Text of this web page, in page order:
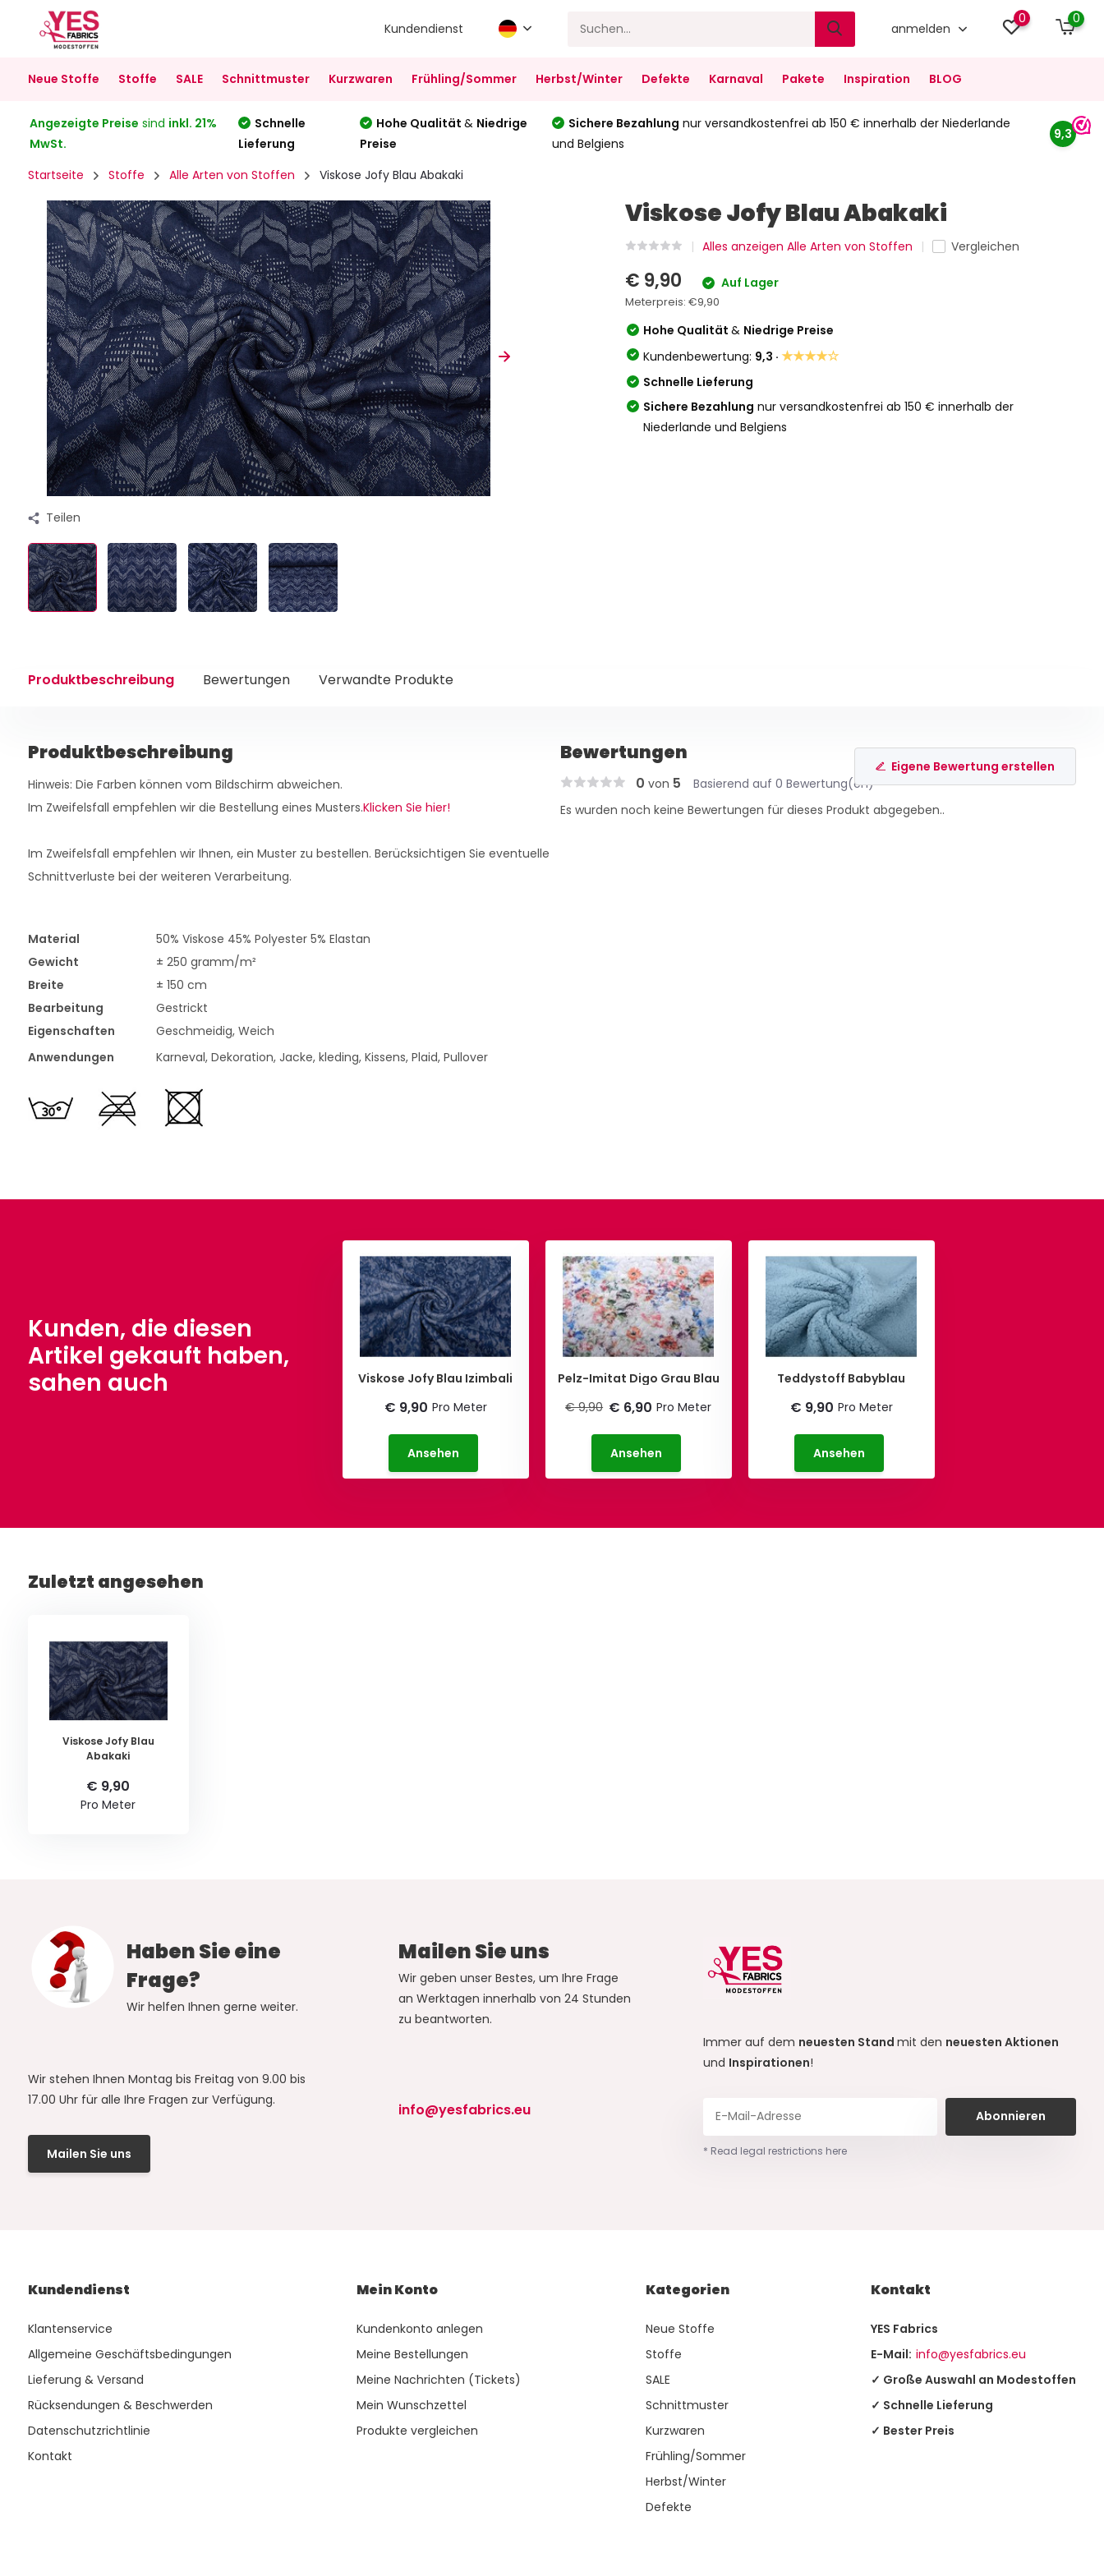
Kundendienst anmelden
0 0
Neue Stoffe Stoffe SALE Schnittmuster Kurzwaren Frühling/Sommer Herbst/Winter Defekte Karnaval Pakete Inspiration BLOG
Angezeigte Preise sind inkl. 21%
MwSt.
Schnelle
Lieferung
Hohe Qualität& Niedrige
Preise
Sichere Bezahlung nur versandkostenfrei ab 150 € innerhalb der Niederlande
und Belgiens
9,3
Startseite Stoffe Alle Arten von Stoffen Viskose Jofy Blau Abakaki
Teilen
Viskose Jofy Blau Abakaki
Alles anzeigen Alle Arten von Stoffen Vergleichen
€ 9,90 Auf Lager
Meterpreis:€9,90
Hohe Qualität& Niedrige Preise
Kundenbewertung: 9,3 ·★★★★☆
Schnelle Lieferung
Sichere Bezahlung nur versandkostenfrei ab 150 € innerhalb der
Niederlande und Belgiens
Produktbeschreibung Bewertungen Verwandte Produkte
Produktbeschreibung
Hinweis: Die Farben können vom Bildschirm abweichen.
Im Zweifelsfall empfehlen wir die Bestellung eines Musters.Klicken Sie hier!
Im Zweifelsfall empfehlen wir Ihnen, ein Muster zu bestellen. Berücksichtigen Sie eventuelle
Schnittverluste bei der weiteren Verarbeitung.
Material
50% Viskose 45% Polyester 5% Elastan
Gewicht
± 250 gramm/m²
Breite
± 150 cm
Bearbeitung
Gestrickt
Eigenschaften
Geschmeidig, Weich
Anwendungen
Karneval, Dekoration, Jacke, kleding, Kissens, Plaid, Pullover
Bewertungen
0 von 5 Basierend auf 0 Bewertung(en)
Eigene Bewertung erstellen
Es wurden noch keine Bewertungen für dieses Produkt abgegeben..
Kunden, die diesen
Artikel gekauft haben,
sahen auch
Viskose Jofy Blau Izimbali
€ 9,90 Pro Meter
Ansehen
Pelz-Imitat Digo Grau Blau
€ 9,90 € 6,90 Pro Meter
Ansehen
Teddystoff Babyblau
€ 9,90 Pro Meter
Ansehen
Zuletzt angesehen
Viskose Jofy Blau
Abakaki
€ 9,90
Pro Meter
Haben Sie eine
Frage?
Wir helfen Ihnen gerne weiter.
Wir stehen Ihnen Montag bis Freitag von 9.00 bis
17.00 Uhr für alle Ihre Fragen zur Verfügung.
Mailen Sie uns
Mailen Sie uns
Wir geben unser Bestes, um Ihre Frage
an Werktagen innerhalb von 24 Stunden
zu beantworten.
info@yesfabrics.eu
Immer auf dem neuesten Standmit den neuesten Aktionen
und Inspirationen!
Abonnieren
* Read legal restrictions here
Kundendienst
Klantenservice
Allgemeine Geschäftsbedingungen
Lieferung & Versand
Rücksendungen & Beschwerden
Datenschutzrichtlinie
Kontakt
Mein Konto
Kundenkonto anlegen
Meine Bestellungen
Meine Nachrichten (Tickets)
Mein Wunschzettel
Produkte vergleichen
Kategorien
Neue Stoffe
Stoffe
SALE
Schnittmuster
Kurzwaren
Frühling/Sommer
Herbst/Winter
Defekte
Kontakt
YES Fabrics
E-Mail: info@yesfabrics.eu
✓ Große Auswahl an Modestoffen
✓ Schnelle Lieferung
✓ Bester Preis